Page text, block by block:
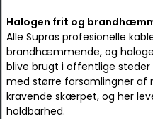
Halogen frit og
Alle Supras profesionelle
brandhæmmende, og
blive brugt i offentlige steder
med større forsamlingner af
kravende skærpet, og her
holdbarhed.